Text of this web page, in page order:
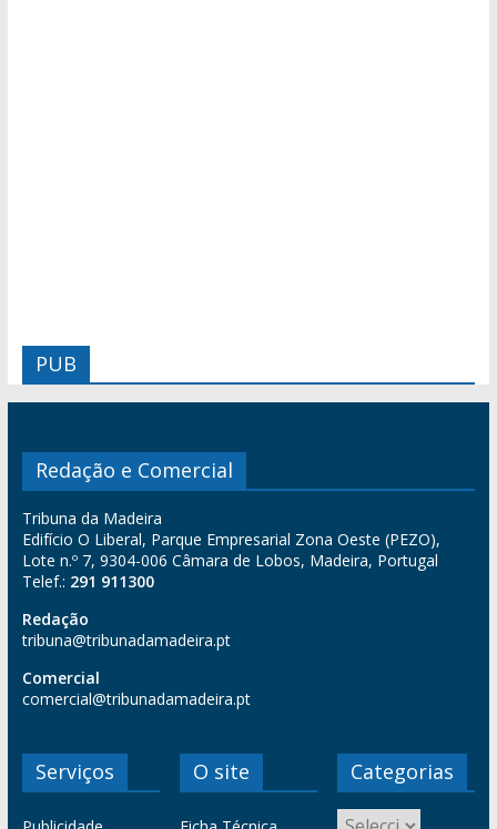
PUB
Redação e Comercial
Tribuna da Madeira
Edifício O Liberal, Parque Empresarial Zona Oeste (PEZO),
Lote n.º 7, 9304-006 Câmara de Lobos, Madeira, Portugal
Telef.: 291 911300
Redação
tribuna@tribunadamadeira.pt
Comercial
comercial@tribunadamadeira.pt
Serviços O site Categorias